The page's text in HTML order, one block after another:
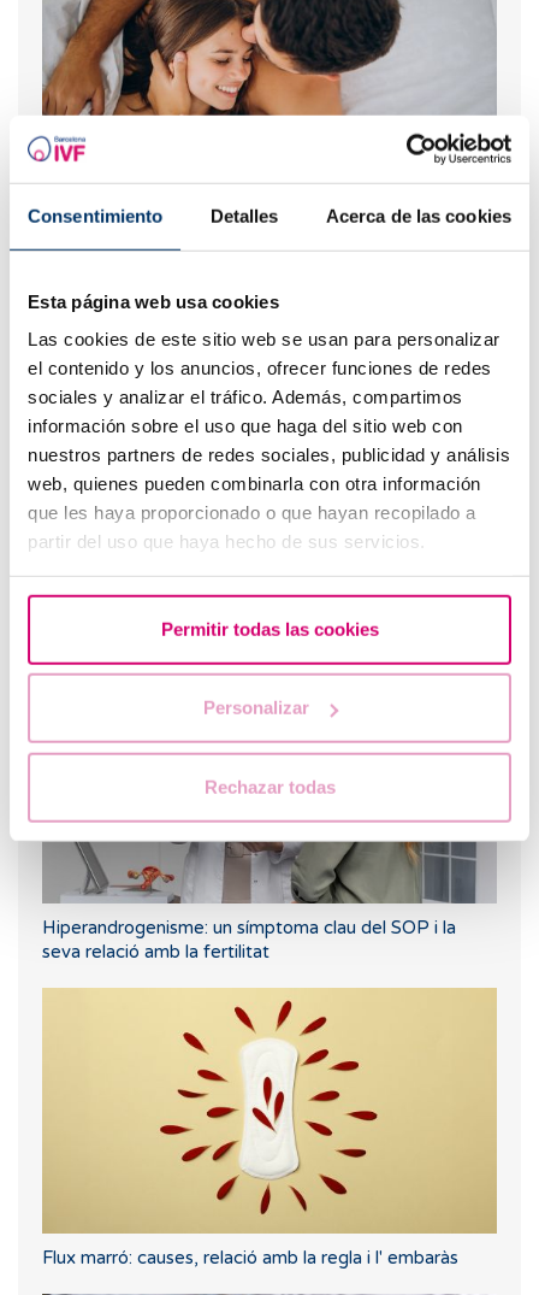
Consentimiento Detalles Acerca de las cookies
Esta página web usa cookies
Las cookies de este sitio web se usan para personalizar
el contenido y los anuncios, ofrecer funciones de redes
sociales y analizar el tráfico. Además, compartimos
información sobre el uso que haga del sitio web con
nuestros partners de redes sociales, publicidad y análisis
web, quienes pueden combinarla con otra información
que les haya proporcionado o que hayan recopilado a
partir del uso que haya hecho de sus servicios.
Permitir todas las cookies
Personalizar
Rechazar todas
transferència d'embrions?
Testimoni d'una pacient.
Hiperandrogenisme: un símptoma clau del SOP i la
seva relació amb la fertilitat
Flux marró: causes, relació amb la regla i l' embaràs